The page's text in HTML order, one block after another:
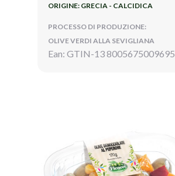
ORIGINE: GRECIA - CALCIDICA
PROCESSO DI PRODUZIONE:
OLIVE VERDI ALLA SEVIGLIANA
Ean: GTIN-13 8005675009695